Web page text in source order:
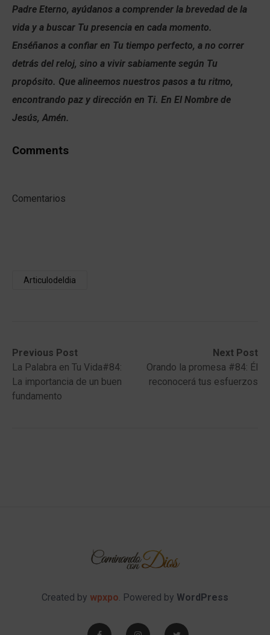
Padre Eterno, ayúdanos a comprender la brevedad de la
vida y a buscar Tu presencia en cada momento.
Enséñanos a confiar en Tu tiempo perfecto, a no correr
detrás del reloj, sino a vivir sabiamente según Tu
propósito. Que alineemos nuestros pasos a tu ritmo,
encontrando paz y dirección en Ti. En El Nombre de
Jesús, Amén.
Comments
Comentarios
Articulodeldia
Post
navigation
Previous Post
Previous
post:La Palabra en Tu Vida#84:
La importancia de un buen
fundamento
Next Post
Next
post:
Orando la promesa #84: Él
reconocerá tus esfuerzos
Created by wpxpo. Powered by WordPress